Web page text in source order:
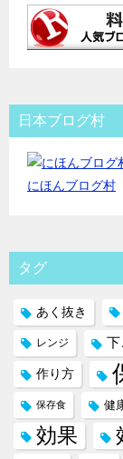
日本ブログ村
にほんブログ村
タグ
あく抜き
レンジ 下
作り方
保存食 健
効果